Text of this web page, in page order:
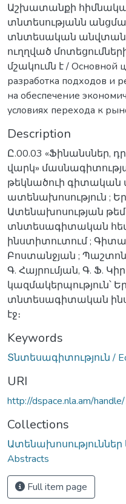
Աշխատանքի
տնտեսությանն
տնտեսական
ուղղված
մշակումն է / Основной
разработка подходов и
на обеспечение
условиях перехода к
Description
Ը.00.03 «Ֆինանսներ,
վարկ»
թեկնածուի գիտական
ատենախոսություն ;
Ատենախոսության
տնտեսագիտական
ինստիտուտում ;
Բոստանջյան ;
Գ. Հայրումյան, Գ. Ֆ.
տնտեսագիտական
էջ։
Keywords
Տնտեսագիտություն /
URI
http://dspace.nla.am/
Collections
Ատենախոսություններ
Abstracts
Full item page